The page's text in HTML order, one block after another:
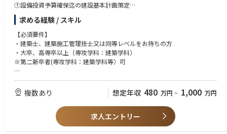
①設備投資予算確保迄の建設基本計画策定
②計画する工場施設等に対する建築関連法規、建築技術等を網羅した構想
図及び基本計画図等の作成支援
③計画する工場施設等に対する費用概算算出及びスケジュール立案の支援
④実施する工場施設等の見積照会、査定などの発注業務支援
⑤設計事務所・建設会社等が作成する設計図、施工図及び工程表の確認並
びに、関連工事との調整支援
⑥建築関係諸官庁との打合せ及び折衝の支援 等
求める経験 / スキル
【必須要件】
・建築士、建築施工管理技士又は同等レベルをお持ちの方
・大卒、高専卒以上（専攻学科：建築学科）
※第二新卒者(専攻学科：建築学科等）可
【歓迎要件】
・建築設計事務所、ゼネコン等で設計・施工監理経験者
・工場等建設に於けるコンストラクションマネージメント業務経験者
複数あり 想定年収 480 万円 ~ 1,000 万円
求人エントリー